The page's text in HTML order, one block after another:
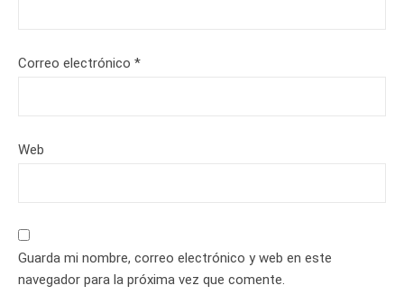
Correo electrónico *
Web
Guarda mi nombre, correo electrónico y web en este
navegador para la próxima vez que comente.